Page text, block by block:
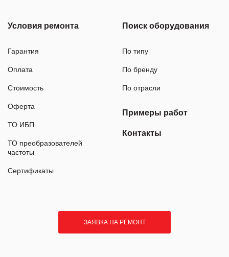
Условия ремонта
Гарантия
Оплата
Стоимость
Оферта
ТО ИБП
ТО преобразователей
частоты
Сертификаты
Поиск оборудования
По типу
По бренду
По отрасли
Примеры работ
Контакты
ЗАЯВКА НА РЕМОНТ